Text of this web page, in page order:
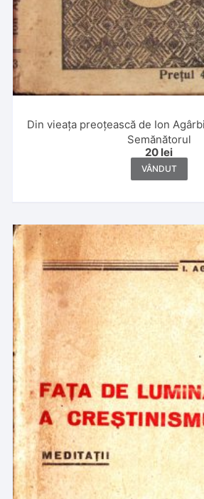
Din vieața preoțească de Ion
Semănătorul
20 lei
VÂNDUT